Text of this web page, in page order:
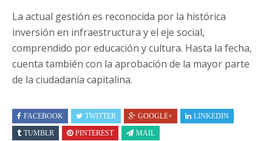
La actual gestión es reconocida por la histórica
inversión en infraestructura y el eje social,
comprendido por educación y cultura. Hasta la fecha,
cuenta también con la aprobación de la mayor parte
de la ciudadanía capitalina.
FACEBOOK TWITTER GOOGLE+
LINKEDIN
TUMBLR
PINTEREST MAIL